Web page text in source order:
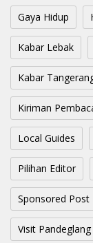
Gaya Hidup
Kabar Lebak
Kabar
Kiriman
Local Guides
Pilihan Editor
Sponsored Post
Visit Pandeglang